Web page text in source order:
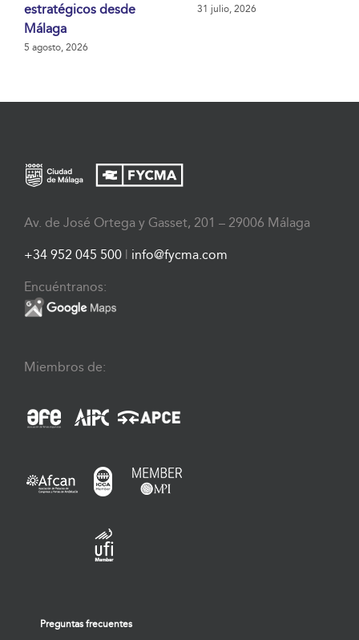
estratégicos desde
Málaga
5 agosto, 2026
31 julio, 2026
Av. de José Ortega y Gasset, 201 – 29006 Málaga
+34 952 045 500 | info@fycma.com
Encuéntranos:
Miembros de:
Preguntas frecuentes